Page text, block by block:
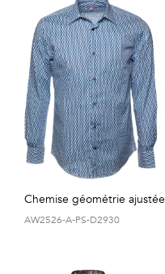
Chemise géométrie ajustée
AW2526-A-PS-D2930